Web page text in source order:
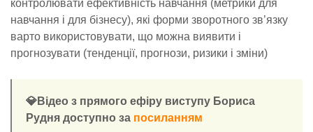
контролювати ефективність навчання (метрики для
навчання і для бізнесу), які форми зворотного зв’язку
варто використовувати, що можна виявити і
прогнозувати (тенденції, прогнози, ризики і зміни)
💎Відео з прямого ефіру виступу Бориса
Рудня доступно за посиланням